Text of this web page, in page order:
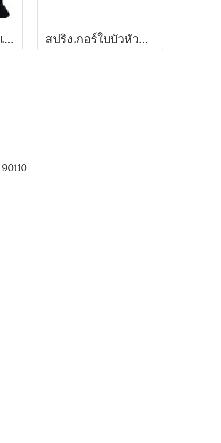
สปริงเกอร์ใบสแตนเลสพร้อมวาล์ว PVC 1/2" รุ่น 303-V1 ไชโย สปริงเกอร์ใบบัวหัวพลาสติกเกลียวนอก รุ่น 305-LP ไชโย